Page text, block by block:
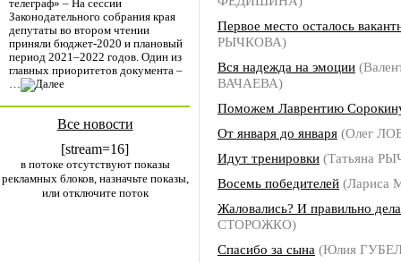
телеграф» – На сессии
Законодательного собрания края
депутаты во втором чтении
приняли бюджет-2020 и плановый
период 2021–2022 годов. Один из
главных приоритетов документа –
…
Все новости
[stream=16]
в потоке отсутствуют показы
рекламных блоков, назначьте показы,
или отключите поток
Первое место осталось
РЫЧКОВА)
Вся надежда на эмоции
ВАЧАЕВА)
Поможем Лаврентию
От января до января (Олег
Идут тренировки (Татьяна
Восемь победителей
Жаловались? И правильно
СТОРОЖКО)
Спасибо за сына (Юлия